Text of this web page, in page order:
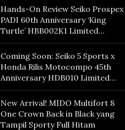
Hands-On Review Seiko Prospex
PADI 60th Anniversary ‘King
Turtle’ HBB002K1 Limited
Edition
Coming Soon: Seiko 5 Sports x
Honda Rilis Motocompo 45th
Anniversary HDB010 Limited
Edition
New Arrival! MIDO Multifort 8
One Crown Back in Black yang
Tampil Sporty Full Hitam